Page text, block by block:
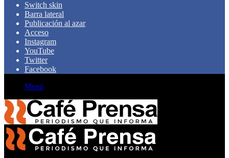
Switch skin
Barra lateral
Publicación al azar
Acceso
Instagram
YouTube
Twitter
Facebook
Menú